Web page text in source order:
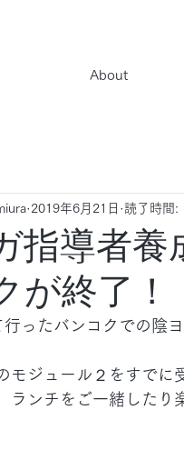
About
指導者
が終了！
2019年6月21日 読了時間:
ったバンコクでの陰
モジュール２をすでに
ランチをご一緒したり